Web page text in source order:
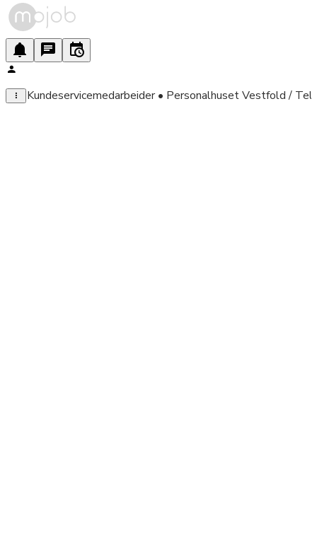
Kundeservicemedarbeider • Personalhuset Vestfold /